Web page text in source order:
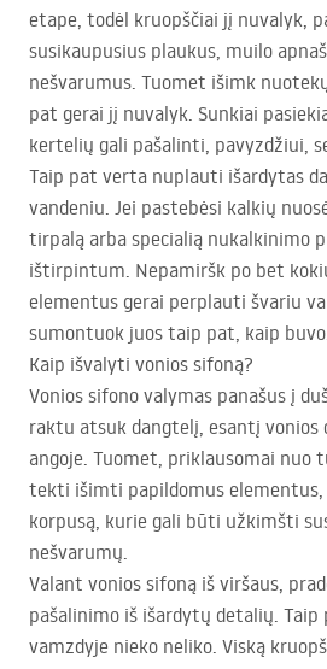
etape, todėl kruopščiai jį nuvalyk,
susikaupusius plaukus, muilo
nešvarumus. Tuomet išimk
pat gerai jį nuvalyk. Sunkiai
kertelių gali pašalinti, pavyzdžiui,
Taip pat verta nuplauti išardytas
vandeniu. Jei pastebėsi kalkių
tirpalą arba specialią nukalkinimo
ištirpintum. Nepamiršk po bet
elementus gerai perplauti švariu
sumontuok juos taip pat, kaip
Kaip išvalyti vonios sifoną?
Vonios sifono valymas panašus į
raktu atsuk dangtelį, esantį vonios
angoje. Tuomet, priklausomai nuo
tekti išimti papildomus
korpusą, kurie gali būti užkimšti
nešvarumų.
Valant vonios sifoną iš viršaus,
pašalinimo iš išardytų detalių.
vamzdyje nieko neliko. Viską